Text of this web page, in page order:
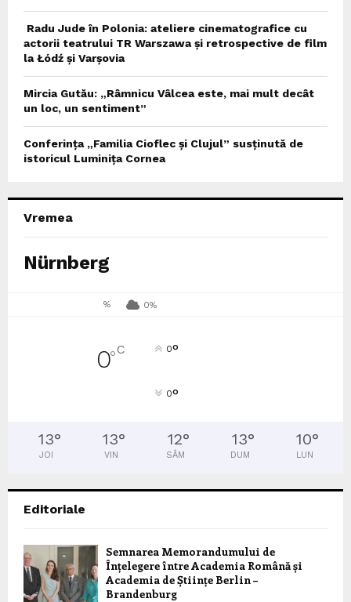
Radu Jude în Polonia: ateliere cinematografice cu
actorii teatrului TR Warszawa și retrospective de film
la Łódź și Varșovia
Mircia Gutău: „Râmnicu Vâlcea este, mai mult decât
un loc, un sentiment”
Conferința „Familia Cioflec și Clujul” susținută de
istoricul Luminița Cornea
Vremea
Nürnberg
% 0%
0°C 0°
0°
13°
JOI
13°
VIN
12°
SÂM
13°
DUM
10°
LUN
Editoriale
Semnarea Memorandumului de
Înțelegere între Academia Română și
Academia de Științe Berlin –
Brandenburg